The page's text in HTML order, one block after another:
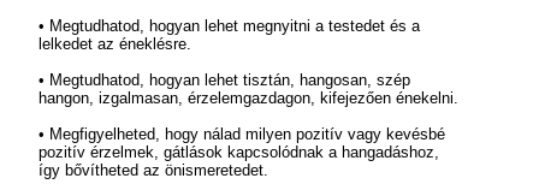
• Megtudhatod, hogyan lehet megnyitni a testedet és a
lelkedet az éneklésre.
• Megtudhatod, hogyan lehet tisztán, hangosan, szép
hangon, izgalmasan, érzelemgazdagon, kifejezően énekelni.
• Megfigyelheted, hogy nálad milyen pozitív vagy kevésbé
pozitív érzelmek, gátlások kapcsolódnak a hangadáshoz,
így bővítheted az önismeretedet.